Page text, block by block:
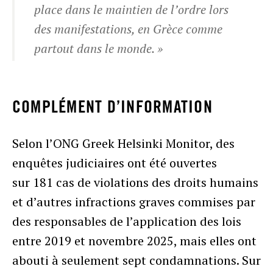
place dans le maintien de l’ordre lors
des manifestations, en Grèce comme
partout dans le monde. »
COMPLÉMENT D’INFORMATION
Selon l’ONG Greek Helsinki Monitor, des
enquêtes judiciaires ont été ouvertes
sur 181 cas de violations des droits humains
et d’autres infractions graves commises par
des responsables de l’application des lois
entre 2019 et novembre 2025, mais elles ont
abouti à seulement sept condamnations. Sur